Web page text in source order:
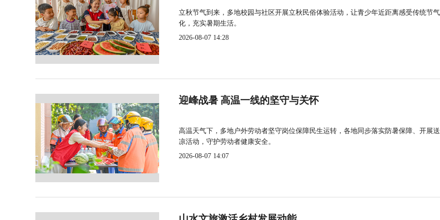
立秋节气到来，多地校园与社区开展立秋民俗体验活动，让青少年近距离感受传统节
化，充实暑期生活。
2026-08-07 14:28
迎峰战暑 高温一线的坚守与关怀
高温天气下，多地户外劳动者坚守岗位保障民生运转，各地同步落实防暑保障、开展
凉活动，守护劳动者健康安全。
2026-08-07 14:07